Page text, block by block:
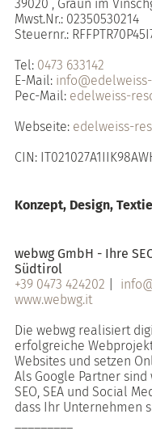
39020 , Graun im
Mwst.Nr.: 02350530214
Steuernr.:
Tel: 0473 633142
E-Mail:
Pec-Mail: edelweiss-
Webseite: edelweiss-
CIN:
Konzept, Design,
webwg GmbH - Ihre
Südtirol
+39 0473 424202
www.webwg.it
Die webwg realisiert
erfolgreiche
Websites und setzen
Als Google Partner
SEO, SEA und Social
dass Ihr Unternehmen